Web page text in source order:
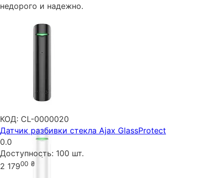
недорого и надежно.
КОД: CL-0000020
Датчик разбивки стекла Ajax GlassProtect
0.0
Доступность: 100 шт.
2 17900 ₴